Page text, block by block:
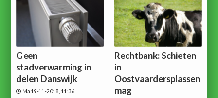
Geen
stadverwarming in
delen Danswijk
Ma 19-11-2018, 11:36
Rechtbank: Schieten
in
Oostvaardersplassen
mag